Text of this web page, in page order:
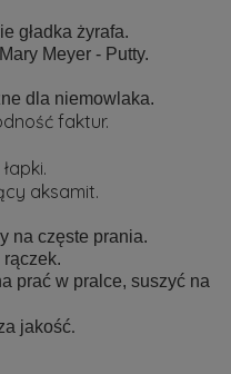
gładka żyrafa.
Meyer - Putty.
dla niemowlaka.
faktur.
aksamit.
na częste prania.
rączek.
prać w pralce, suszyć na
jakość.